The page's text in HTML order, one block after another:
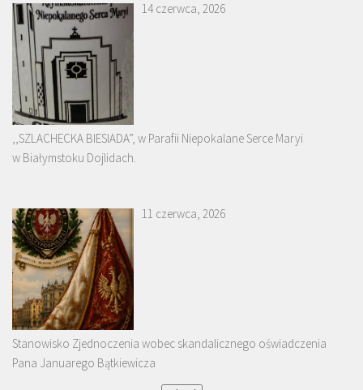
14 czerwca, 2026
,,SZLACHECKA BIESIADA”, w Parafii Niepokalane Serce Maryi
w Białymstoku Dojlidach.
11 czerwca, 2026
Stanowisko Zjednoczenia wobec skandalicznego oświadczenia
Pana Januarego Bątkiewicza